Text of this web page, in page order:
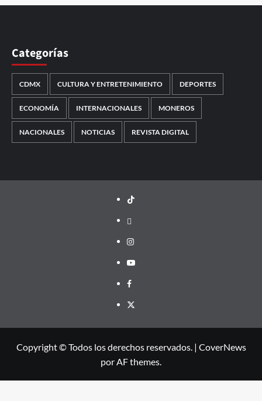
Categorías
CDMX CULTURA Y ENTRETENIMIENTO DEPORTES
ECONOMÍA INTERNACIONALES MONEROS
NACIONALES NOTICIAS REVISTA DIGITAL
TikTok
threads
Instagram
Youtube
Facebook
X
Copyright © Todos los derechos reservados. | CoverNews
por AF themes.